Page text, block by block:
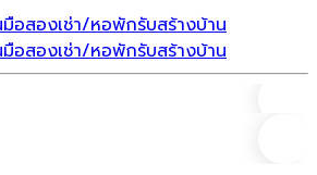
อสองเช่า/หอพักรับสร้างบ้าน
อสองเช่า/หอพักรับสร้างบ้าน